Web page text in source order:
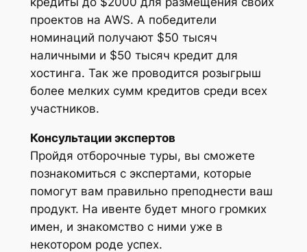
проектов на AWS. А победители
номинаций получают $50 тысяч
наличными и $50 тысяч кредит для
хостинга. Так же проводится розыгрыш
более мелких сумм кредитов среди всех
участников.
Консультации экспертов
Пройдя отборочные туры, вы сможете
познакомиться с экспертами, которые
помогут вам правильно преподнести ваш
продукт. На ивенте будет много громких
имен, и знакомство с ними уже в
некотором роде успех.